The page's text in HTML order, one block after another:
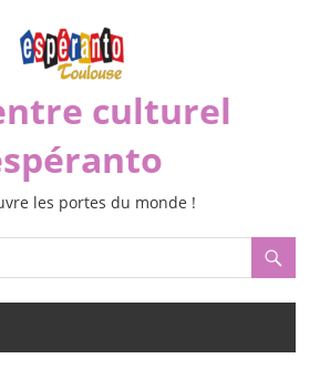
culturel
les portes du monde !